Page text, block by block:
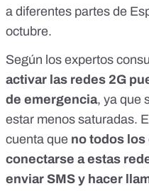
a diferentes partes de
octubre.
Según los expertos
activar las redes 2G
de emergencia, ya que
estar menos saturadas.
cuenta que no todos
conectarse a estas
enviar SMS y hacer